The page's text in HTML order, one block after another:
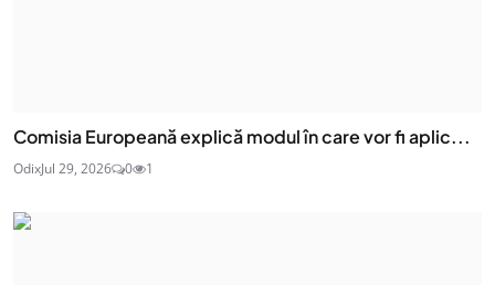
Comisia Europeană explică modul în care vor fi aplic...
OdixJul 29, 2026 0 1